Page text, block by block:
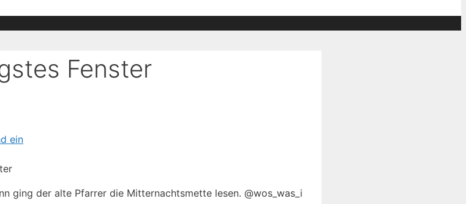
Fenster
ging der alte Pfarrer die Mitternachtsmette lesen. @wos_was_i